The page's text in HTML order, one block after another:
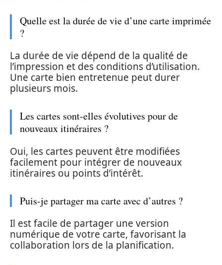
Quelle est la durée de vie d’une carte imprimée
?
La durée de vie dépend de la qualité de
l’impression et des conditions d’utilisation.
Une carte bien entretenue peut durer
plusieurs mois.
Les cartes sont-elles évolutives pour de
nouveaux itinéraires ?
Oui, les cartes peuvent être modifiées
facilement pour intégrer de nouveaux
itinéraires ou points d’intérêt.
Puis-je partager ma carte avec d’autres ?
Il est facile de partager une version
numérique de votre carte, favorisant la
collaboration lors de la planification.